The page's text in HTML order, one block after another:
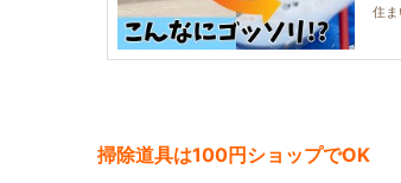
住
掃除道具は100円ショップでOK